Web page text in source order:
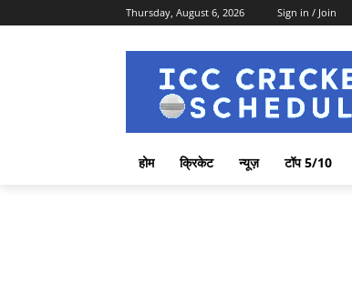
Thursday, August 6, 2026 Sign in / Join
होम क्रिकेट न्यूज़ टॉप 5/10